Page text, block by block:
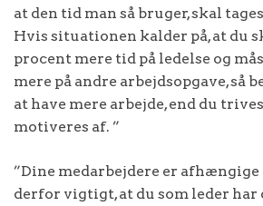
at den tid man så bruger, skal
Hvis situationen kalder på, at du
procent mere tid på ledelse og
mere på andre arbejdsopgave, så
at have mere arbejde, end du
motiveres af. ”
”Dine medarbejdere er afhængige
derfor vigtigt, at du som leder har